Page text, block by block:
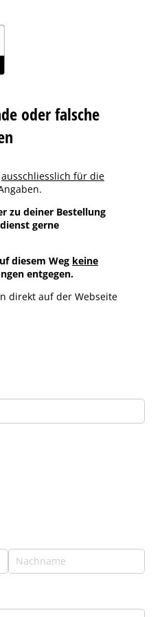
oder falsche
ausschliesslich für die
zu deiner Bestellung
gerne
diesem Weg keine
entgegen.
direkt auf der Webseite